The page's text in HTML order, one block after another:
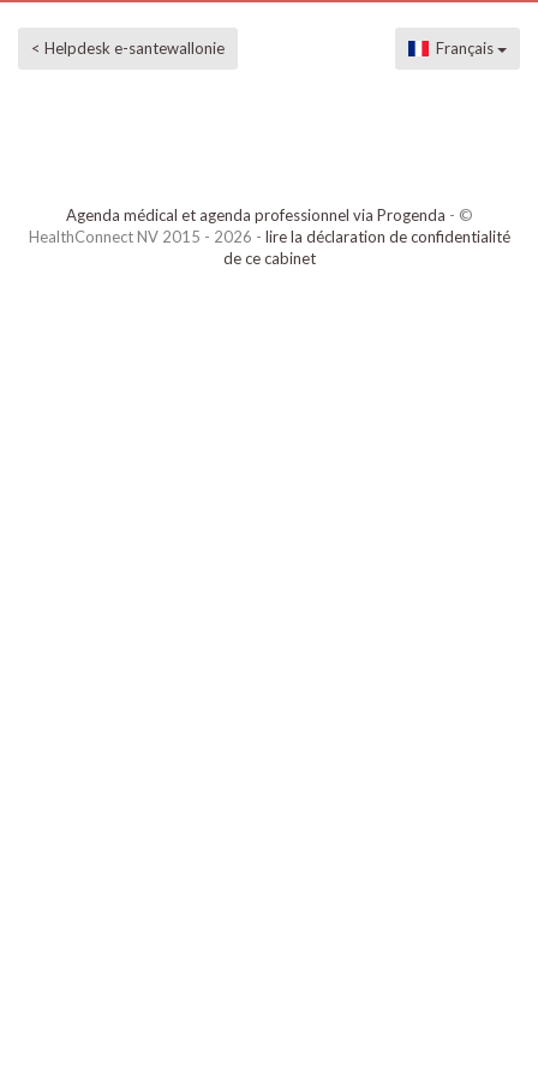
< Helpdesk e-santewallonie Français
Agenda médical et agenda professionnel via Progenda - ©
HealthConnect NV 2015 - 2026 - lire la déclaration de confidentialité
de ce cabinet